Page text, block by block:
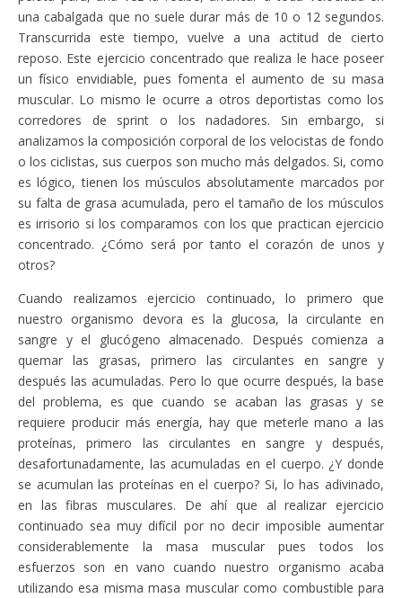
una cabalgada que no suele durar más de 10 o 12 segundos.
Transcurrida este tiempo, vuelve a una actitud de cierto
reposo. Este ejercicio concentrado que realiza le hace poseer
un físico envidiable, pues fomenta el aumento de su masa
muscular. Lo mismo le ocurre a otros deportistas como los
corredores de sprint o los nadadores. Sin embargo, si
analizamos la composición corporal de los velocistas de fondo
o los ciclistas, sus cuerpos son mucho más delgados. Si, como
es lógico, tienen los músculos absolutamente marcados por
su falta de grasa acumulada, pero el tamaño de los músculos
es irrisorio si los comparamos con los que practican ejercicio
concentrado. ¿Cómo será por tanto el corazón de unos y
otros?
Cuando realizamos ejercicio continuado, lo primero que
nuestro organismo devora es la glucosa, la circulante en
sangre y el glucógeno almacenado. Después comienza a
quemar las grasas, primero las circulantes en sangre y
después las acumuladas. Pero lo que ocurre después, la base
del problema, es que cuando se acaban las grasas y se
requiere producir más energía, hay que meterle mano a las
proteínas, primero las circulantes en sangre y después,
desafortunadamente, las acumuladas en el cuerpo. ¿Y donde
se acumulan las proteínas en el cuerpo? Si, lo has adivinado,
en las fibras musculares. De ahí que al realizar ejercicio
continuado sea muy difícil por no decir imposible aumentar
considerablemente la masa muscular pues todos los
esfuerzos son en vano cuando nuestro organismo acaba
utilizando esa misma masa muscular como combustible para